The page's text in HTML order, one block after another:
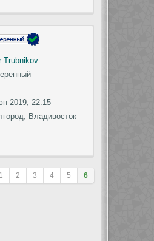
Trubnikov
2019, 22:15
Владивосток
1 2 3 4 5 6